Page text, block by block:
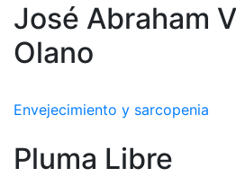
José Abraham
Olano
Envejecimiento y sarcopenia
Pluma Libre